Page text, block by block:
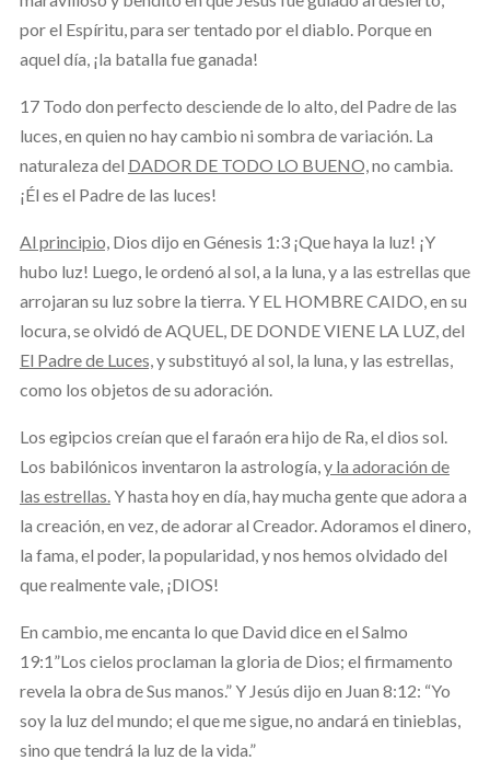
por el Espíritu, para ser tentado por el diablo. Porque en
aquel día, ¡la batalla fue ganada!
17 Todo don perfecto desciende de lo alto, del Padre de las
luces, en quien no hay cambio ni sombra de variación. La
naturaleza del DADOR DE TODO LO BUENO,no cambia.
¡Él es el Padre de las luces!
Al principio,Dios dijo en Génesis 1:3 ¡Que haya la luz! ¡Y
hubo luz! Luego, le ordenó al sol, a la luna, y a las estrellas que
arrojaran su luz sobre la tierra. Y EL HOMBRE CAIDO, en su
locura, se olvidó de AQUEL, DE DONDE VIENE LA LUZ, del
El Padre de Luces,y substituyó al sol, la luna, y las estrellas,
como los objetos de su adoración.
Los egipcios creían que el faraón era hijo de Ra, el dios sol.
Los babilónicos inventaron la astrología,y la adoración de
las estrellas.Y hasta hoy en día, hay mucha gente que adora a
la creación, en vez, de adorar al Creador. Adoramos el dinero,
la fama, el poder, la popularidad, y nos hemos olvidado del
que realmente vale, ¡DIOS!
En cambio, me encanta lo que David dice en el Salmo
19:1”Los cielos proclaman la gloria de Dios; el firmamento
revela la obra de Sus manos.” Y Jesús dijo en Juan 8:12: “Yo
soy la luz del mundo; el que me sigue, no andará en tinieblas,
sino que tendrá la luz de la vida.”